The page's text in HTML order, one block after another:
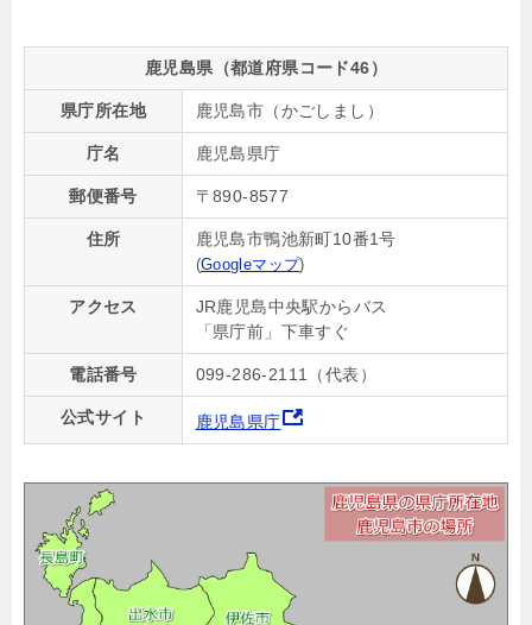
鹿児島県（都道府県コード46）
県庁所在地 鹿児島市（かごしまし）
庁名 鹿児島県庁
郵便番号 〒890-8577
住所 鹿児島市鴨池新町10番1号
(Googleマップ)
アクセス
JR鹿児島中央駅からバス
「県庁前」下車すぐ
電話番号 099-286-2111（代表）
公式サイト 鹿児島県庁